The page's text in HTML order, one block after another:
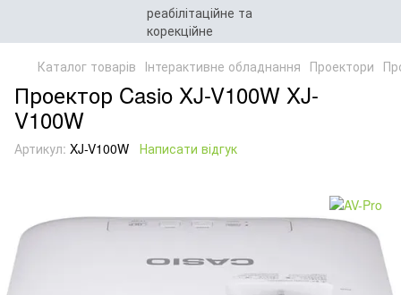
Каталог товарів Інтерактивне обладнання Проектори
Проектор Casio XJ-V100W XJ-
V100W
Артикул: XJ-V100W Написати відгук